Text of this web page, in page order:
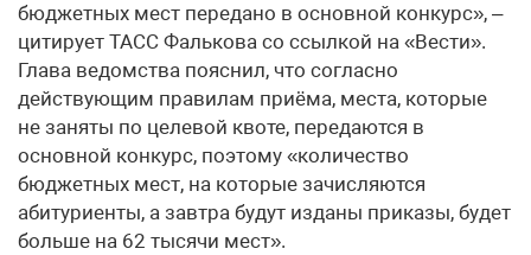
бюджетных мест передано в основной конкурс», –
цитирует ТАСС Фалькова со ссылкой на «Вести».
Глава ведомства пояснил, что согласно
действующим правилам приёма, места, которые
не заняты по целевой квоте, передаются в
основной конкурс, поэтому «количество
бюджетных мест, на которые зачисляются
абитуриенты, а завтра будут изданы приказы, будет
больше на 62 тысячи мест».